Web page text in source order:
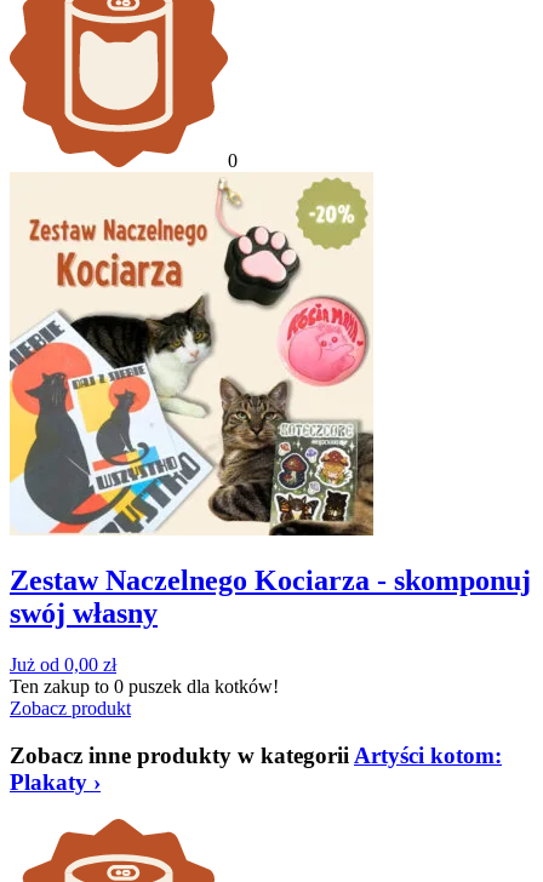
0
Zestaw Naczelnego Kociarza - skomponuj
swój własny
Już od 0,00 zł
Ten zakup to 0 puszek dla kotków!
Zobacz produkt
Zobacz inne produkty w kategorii Artyści kotom:
Plakaty ›